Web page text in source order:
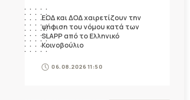
ΕΟΔ και ΔΟΔ χαιρετίζουν την
ψήφιση του νόμου κατά των
SLAPP από το Ελληνικό
Κοινοβούλιο
06.08.2026 11:50